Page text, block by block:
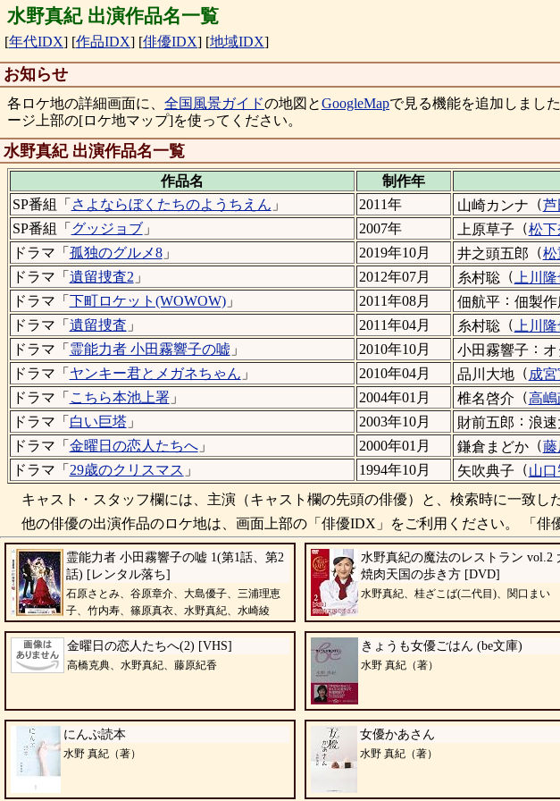
水野真紀 出演作品名一覧
[年代IDX] [作品IDX] [俳優IDX] [地域IDX]
お知らせ
各ロケ地の詳細画面に、 全国風景ガイドの地図とGoogleMapで見る機能を追加しまし
ージ上部の[ロケ地マップ]を使ってください。
水野真紀 出演作品名一覧
作品名 制作年
SP番組「 さよならぼくたちのようちえん 」 2011年 山崎カンナ （芦
SP番組「 グッジョブ」 2007年 上原草子 （松下
ドラマ「 孤独のグルメ8」 2019年10月 井之頭五郎 （松
ドラマ「 遺留捜査2 」 2012年07月 糸村聡（ 上川
ドラマ「 下町ロケット(WOWOW)」 2011年08月 佃航平： 佃製
ドラマ「 遺留捜査 」 2011年04月 糸村聡（ 上川
ドラマ「 霊能力者 小田霧響子の嘘 」 2010年10月 小田霧響子 ：
ドラマ「 ヤンキー君とメガネちゃん 」 2010年04月 品川大地 （ 成
ドラマ「 こちら本池上署」 2004年01月 椎名啓介 （高嶋
ドラマ「 白い巨塔」 2003年10月 財前五郎 ： 浪
ドラマ「 金曜日の恋人たちへ」 2000年01月 鎌倉まどか（藤
ドラマ「 29歳のクリスマス 」 1994年10月 矢吹典子 （山
キャスト・スタッフ欄には、主演（キャスト欄の先頭の俳優）と、検索時に一致し
他の俳優の出演作品のロケ地は、画面上部の「俳優IDX」をご利用ください。 「俳
霊能力者 小田霧響子の嘘 1(第1話、第2
話) [レンタル落ち]
石原さとみ、谷原章介、大島優子、三浦理恵
子、竹内寿、篠原真衣、水野真紀、水崎綾
水野真紀の魔法のレストラン vol.2
焼肉天国の歩き方 [DVD]
水野真紀、桂ざこば(二代目)、関口まい
金曜日の恋人たちへ(2) [VHS]
高橋克典、水野真紀、藤原紀香
きょうも女優ごはん (be文庫)
水野 真紀（著）
にんぷ読本
水野 真紀（著）
女優かあさん
水野 真紀（著）